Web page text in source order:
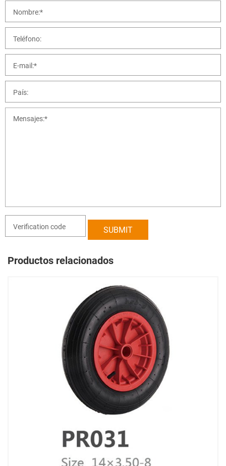
Productos relacionados